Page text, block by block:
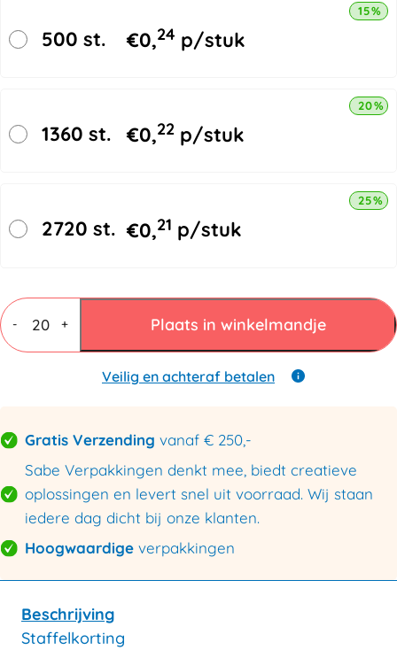
500 st. €0,24 p/stuk
15%
1360 st. €0,22 p/stuk
20%
2720 st. €0,21 p/stuk
25%
-
Autolock
verzenddozen
169x130x70mm
aantal
+ Plaats in winkelmandje
Veilig en achteraf betalen
Gratis Verzending vanaf € 250,-
Sabe Verpakkingen denkt mee, biedt creatieve
oplossingen en levert snel uit voorraad. Wij staan
iedere dag dicht bij onze klanten.
Hoogwaardige verpakkingen
Beschrijving
Staffelkorting